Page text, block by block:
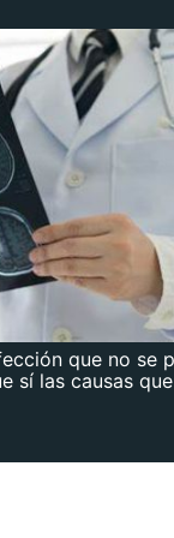
que no se
sí las causas